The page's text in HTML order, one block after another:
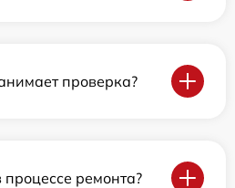
проверка?
ремонта?